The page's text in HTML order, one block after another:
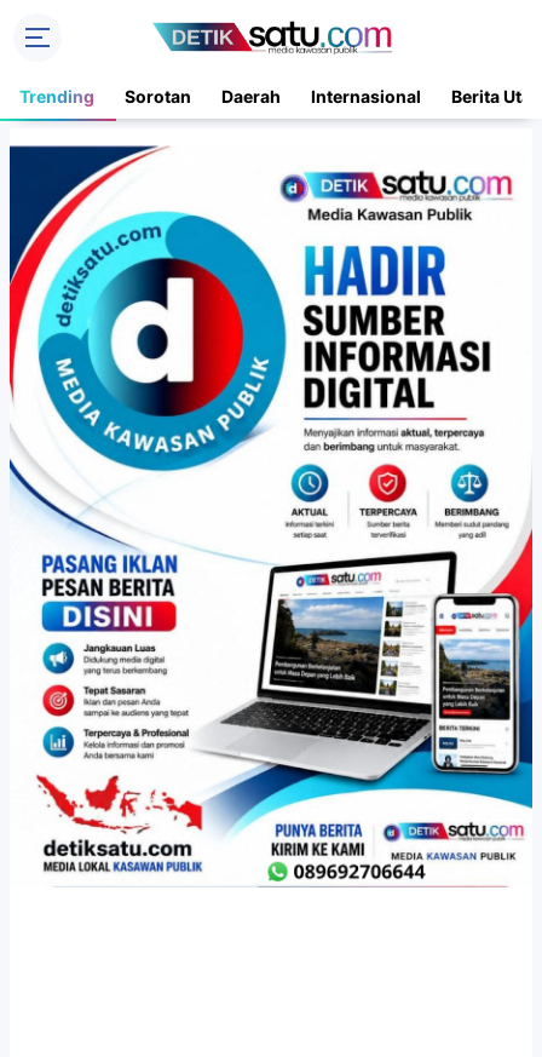
Trending Sorotan Daerah Internasional Berita